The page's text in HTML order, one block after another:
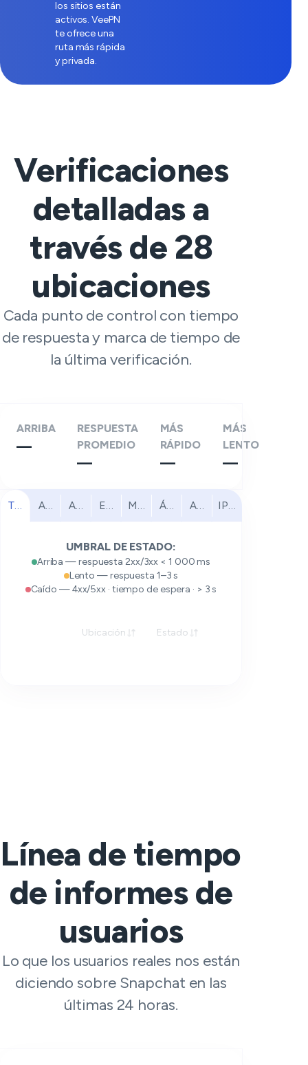
los sitios están
activos. VeePN
te ofrece una
ruta más rápida
y privada.
Verificaciones
detalladas a
través de28
ubicaciones
Cada punto de control con tiempo
de respuesta y marca de tiempo de
la última verificación.
ARRIBA
—
RESPUESTA
PROMEDIO
—
MÁS
RÁPIDO
—
MÁS
LENTO
—
TodosAmérica del Norte
América del Sur
EuropaMedio Oriente
África Asia Pacífico
IPv6
UMBRAL DE ESTADO:
Arriba — respuesta 2xx/3xx < 1 000 ms
Lento — respuesta 1–3 s
Caído — 4xx/5xx · tiempo de espera · > 3 s
Ubicación Estado
Línea de tiempo
de informes de
usuarios
Lo que los usuarios reales nos están
diciendo sobre Snapchat en las
últimas 24 horas.